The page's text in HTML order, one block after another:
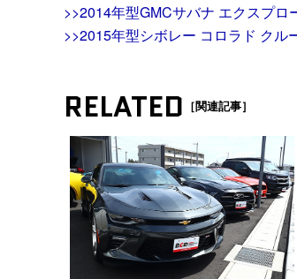
>>2014年型GMCサバナ エクスプロ
>>2015年型シボレー コロラド クル
RELATED ［関連記事］